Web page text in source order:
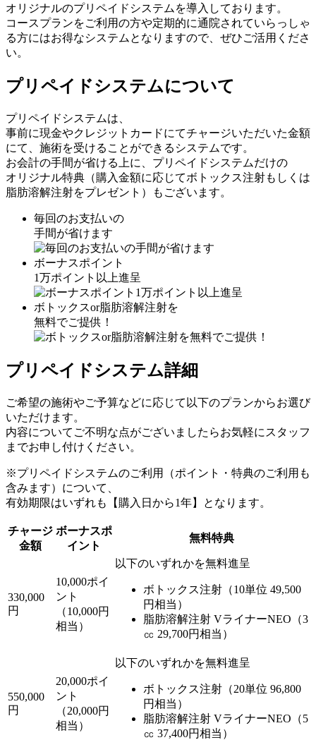
オリジナルのプリペイドシステムを導入しております。
コースプランをご利用の方や定期的に通院されていらっしゃ
る方にはお得なシステムとなりますので、ぜひご活用くださ
い。
プリペイドシステムについて
プリペイドシステムは、
事前に現金やクレジットカードにてチャージいただいた金額
にて、施術を受けることができるシステムです。
お会計の手間が省ける上に、プリペイドシステムだけの
オリジナル特典（購入金額に応じてボトックス注射もしくは
脂肪溶解注射をプレゼント）もございます。
毎回のお支払いの
手間が省けます
ボーナスポイント
1万ポイント以上進呈
ボトックスor脂肪溶解注射を
無料でご提供！
プリペイドシステム詳細
ご希望の施術やご予算などに応じて以下のプランからお選び
いただけます。
内容についてご不明な点がございましたらお気軽にスタッフ
までお申し付けください。
※プリペイドシステムのご利用（ポイント・特典のご利用も
含みます）について、
有効期限はいずれも【購入日から1年】となります。
チャージ
金額
ボーナスポ
イント
無料特典
330,000
円
10,000ポイ
ント
（10,000円
相当）
以下のいずれかを無料進呈
ボトックス注射（10単位 49,500
円相当）
脂肪溶解注射 VライナーNEO（3
㏄ 29,700円相当）
550,000
円
20,000ポイ
ント
（20,000円
相当）
以下のいずれかを無料進呈
ボトックス注射（20単位 96,800
円相当）
脂肪溶解注射 VライナーNEO（5
㏄ 37,400円相当）